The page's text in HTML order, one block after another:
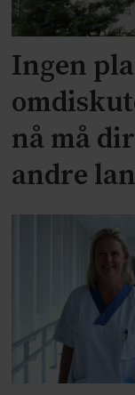
Ingen
nå må
andre